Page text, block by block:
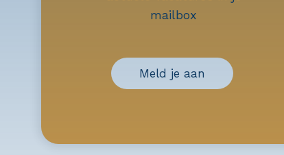
mailbox
Meld je aan